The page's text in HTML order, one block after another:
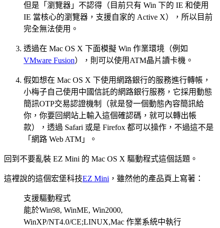
但是「瀏覽器」不認得（目前只有 Win 下的 IE 和使用
IE 當核心的瀏覽器，支援自家的 Active X），所以目前
完全無法使用。
透過在 Mac OS X 下面模擬 Win 作業環境（例如
VMware Fusion），則可以使用ATM晶片讀卡機。
假如想在 Mac OS X 下使用網路銀行的服務進行轉帳，
小梅子自己使用中國信託的網路銀行服務，它採用動態
簡訊OTP交易認證機制（就是發一個動態內容簡訊給
你，你要回網站上輸入這個確認碼，就可以轉出帳
款），透過 Safari 或是 Firefox 都可以操作，不過這不是
「網路 Web ATM」。
回到不要亂裝 EZ Mini 的 Mac OS X 驅動程式這個話題。
這裡說的這個宏堡科技EZ Mini ，雖然他的產品頁上寫著：
支援驅動程式
能於Win98, WinME, Win2000,
WinXP/NT4.0/CE;LINUX,Mac 作業系統中執行